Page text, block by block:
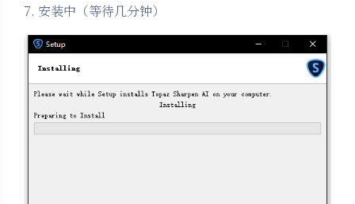
7. 安装中（等待几分钟）